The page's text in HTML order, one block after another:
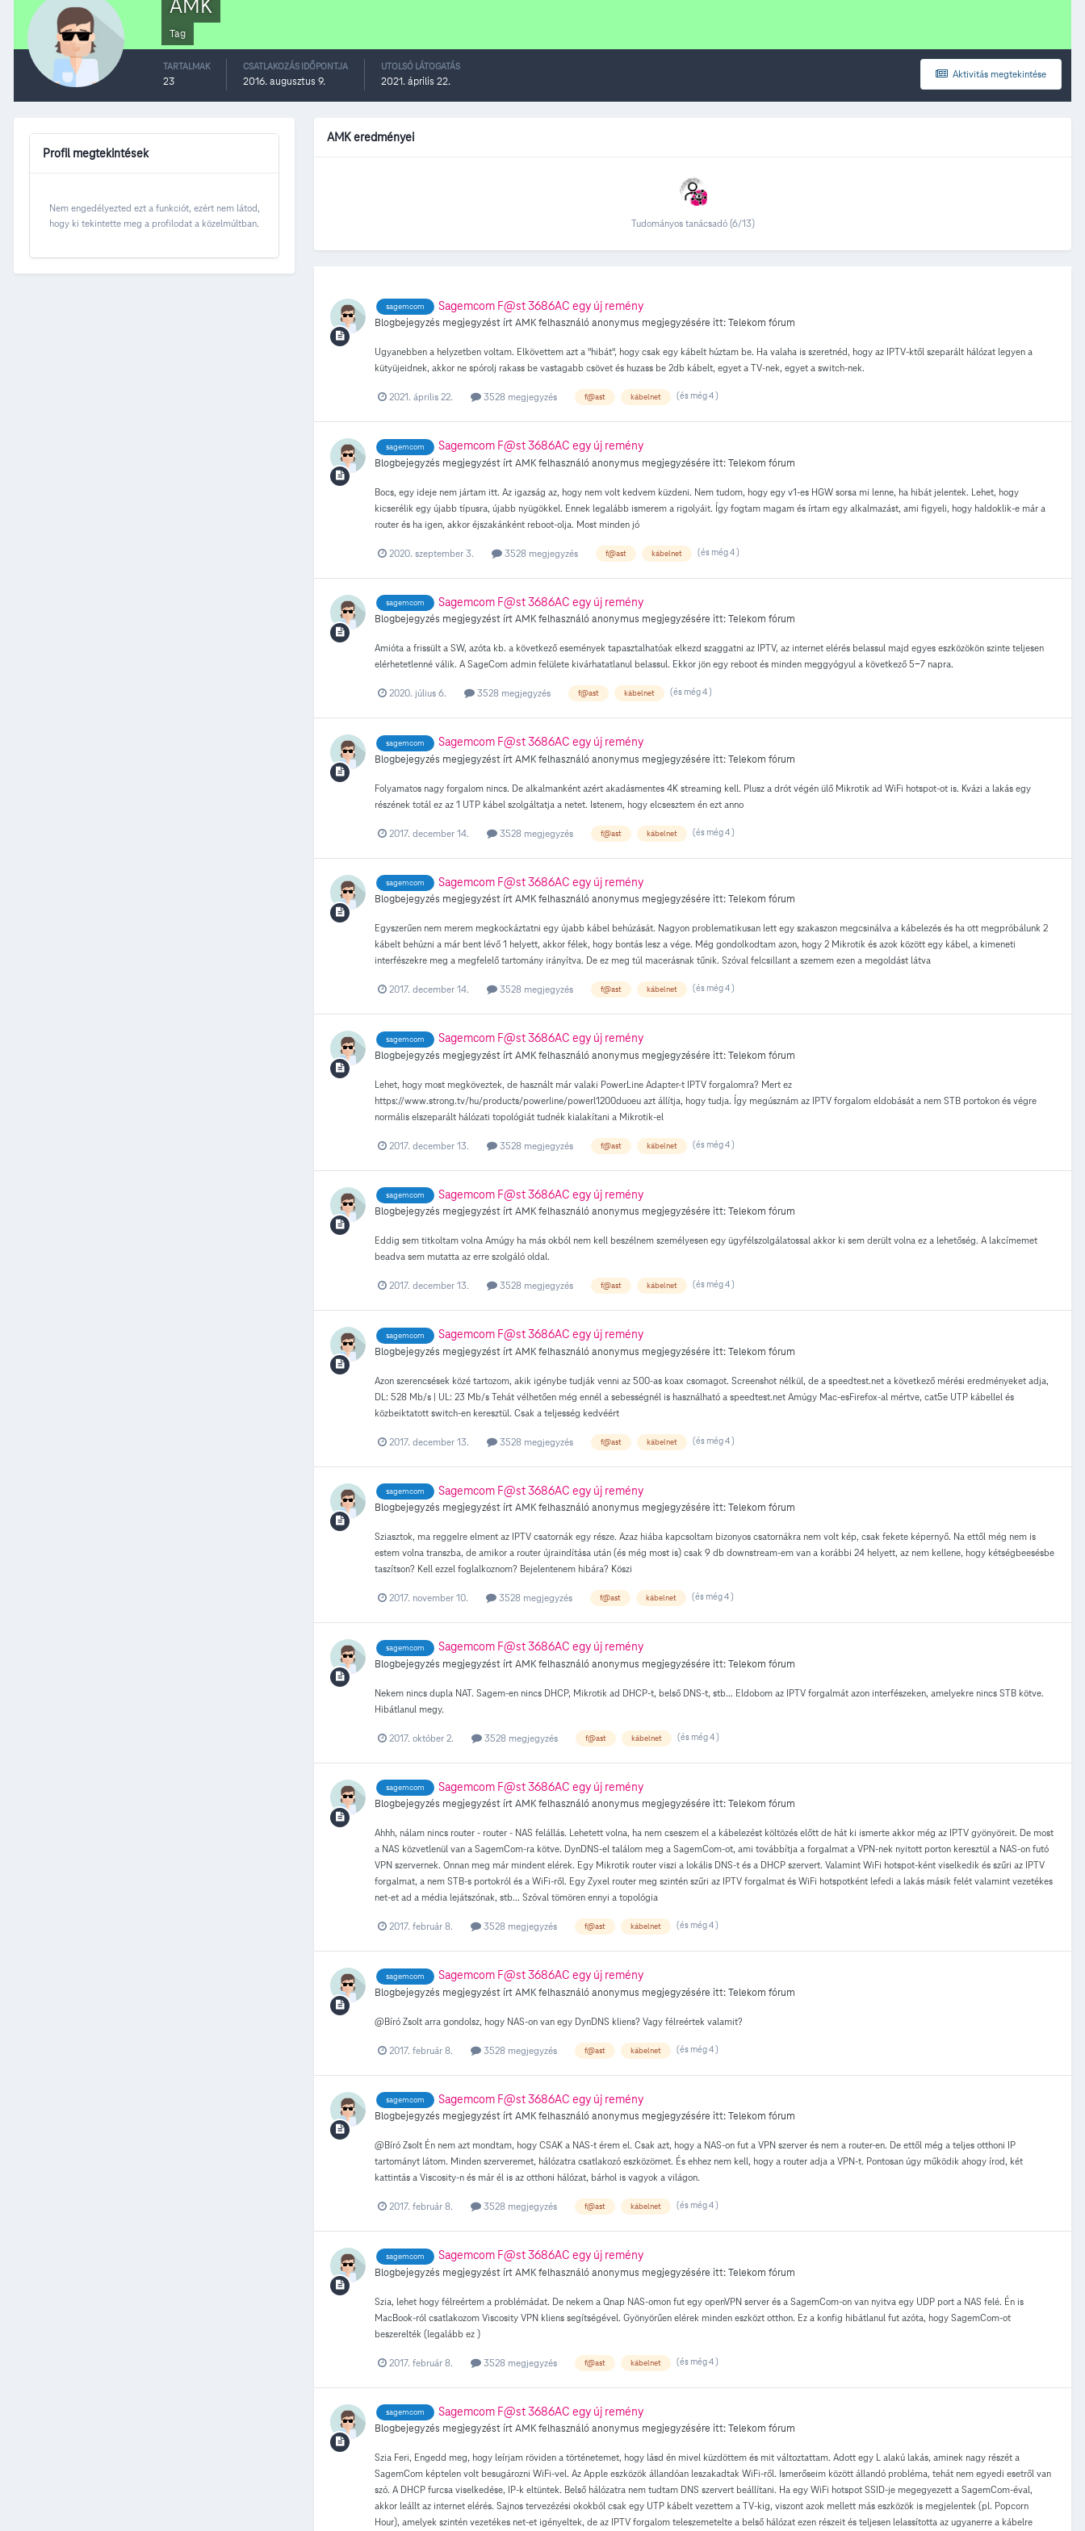
AMK
Tag
Aktivitás megtekintése
TARTALMAK
23
CSATLAKOZÁS IDŐPONTJA
2016. augusztus 9.
UTOLSÓ LÁTOGATÁS
2021. április 22.
Profil megtekintések
Nem engedélyezted ezt a funkciót, ezért nem látod,
hogy ki tekintette meg a profilodat a közelmúltban.
AMK eredményei
Tudományos tanácsadó (6/13)
sagemcom Sagemcom F@st 3686AC egy új remény
Blogbejegyzés megjegyzést írtAMKfelhasználóanonymus megjegyzésére itt:Telekom fórum
Ugyanebben a helyzetben voltam. Elkövettem azt a "hibát", hogy csak egy kábelt húztam be. Ha valaha is szeretnéd, hogy az IPTV-ktől szeparált hálózat legyen a
kütyüjeidnek, akkor ne spórolj rakass be vastagabb csövet és huzass be 2db kábelt, egyet a TV-nek, egyet a switch-nek.
2021. április 22. 3528 megjegyzés f@ast kábelnet (és még 4 )
sagemcom Sagemcom F@st 3686AC egy új remény
Blogbejegyzés megjegyzést írtAMKfelhasználóanonymus megjegyzésére itt:Telekom fórum
Bocs, egy ideje nem jártam itt. Az igazság az, hogy nem volt kedvem küzdeni. Nem tudom, hogy egy v1-es HGW sorsa mi lenne, ha hibát jelentek. Lehet, hogy
kicserélik egy újabb típusra, újabb nyügökkel. Ennek legalább ismerem a rigolyáit. Így fogtam magam és írtam egy alkalmazást, ami figyeli, hogy haldoklik-e már a
router és ha igen, akkor éjszakánként reboot-olja. Most minden jó
2020. szeptember 3. 3528 megjegyzés f@ast kábelnet (és még 4 )
sagemcom Sagemcom F@st 3686AC egy új remény
Blogbejegyzés megjegyzést írtAMKfelhasználóanonymus megjegyzésére itt:Telekom fórum
Amióta a frissült a SW, azóta kb. a következő események tapasztalhatóak elkezd szaggatni az IPTV, az internet elérés belassul majd egyes eszközökön szinte teljesen
elérhetetlenné válik. A SageCom admin felülete kivárhatatlanul belassul. Ekkor jön egy reboot és minden meggyógyul a következő 5-7 napra.
2020. július 6. 3528 megjegyzés f@ast kábelnet (és még 4 )
sagemcom Sagemcom F@st 3686AC egy új remény
Blogbejegyzés megjegyzést írtAMKfelhasználóanonymus megjegyzésére itt:Telekom fórum
Folyamatos nagy forgalom nincs. De alkalmanként azért akadásmentes 4K streaming kell. Plusz a drót végén ülő Mikrotik ad WiFi hotspot-ot is. Kvázi a lakás egy
részének totál ez az 1 UTP kábel szolgáltatja a netet. Istenem, hogy elcsesztem én ezt anno
2017. december 14. 3528 megjegyzés f@ast kábelnet (és még 4 )
sagemcom Sagemcom F@st 3686AC egy új remény
Blogbejegyzés megjegyzést írtAMKfelhasználóanonymus megjegyzésére itt:Telekom fórum
Egyszerűen nem merem megkockáztatni egy újabb kábel behúzását. Nagyon problematikusan lett egy szakaszon megcsinálva a kábelezés és ha ott megpróbálunk 2
kábelt behúzni a már bent lévő 1 helyett, akkor félek, hogy bontás lesz a vége. Még gondolkodtam azon, hogy 2 Mikrotik és azok között egy kábel, a kimeneti
interfészekre meg a megfelelő tartomány irányítva. De ez meg túl macerásnak tűnik. Szóval felcsillant a szemem ezen a megoldást látva
2017. december 14. 3528 megjegyzés f@ast kábelnet (és még 4 )
sagemcom Sagemcom F@st 3686AC egy új remény
Blogbejegyzés megjegyzést írtAMKfelhasználóanonymus megjegyzésére itt:Telekom fórum
Lehet, hogy most megköveztek, de használt már valaki PowerLine Adapter-t IPTV forgalomra? Mert ez
https://www.strong.tv/hu/products/powerline/powerl1200duoeu azt állítja, hogy tudja. Így megúsznám az IPTV forgalom eldobását a nem STB portokon és végre
normális elszeparált hálózati topológiát tudnék kialakítani a Mikrotik-el
2017. december 13. 3528 megjegyzés f@ast kábelnet (és még 4 )
sagemcom Sagemcom F@st 3686AC egy új remény
Blogbejegyzés megjegyzést írtAMKfelhasználóanonymus megjegyzésére itt:Telekom fórum
Eddig sem titkoltam volna Amúgy ha más okból nem kell beszélnem személyesen egy ügyfélszolgálatossal akkor ki sem derült volna ez a lehetőség. A lakcímemet
beadva sem mutatta az erre szolgáló oldal.
2017. december 13. 3528 megjegyzés f@ast kábelnet (és még 4 )
sagemcom Sagemcom F@st 3686AC egy új remény
Blogbejegyzés megjegyzést írtAMKfelhasználóanonymus megjegyzésére itt:Telekom fórum
Azon szerencsések közé tartozom, akik igénybe tudják venni az 500-as koax csomagot. Screenshot nélkül, de a speedtest.net a következő mérési eredményeket adja,
DL: 528 Mb/s | UL: 23 Mb/s Tehát vélhetően még ennél a sebességnél is használható a speedtest.net Amúgy Mac-esFirefox-al mértve, cat5e UTP kábellel és
közbeiktatott switch-en keresztül. Csak a teljesség kedvéért
2017. december 13. 3528 megjegyzés f@ast kábelnet (és még 4 )
sagemcom Sagemcom F@st 3686AC egy új remény
Blogbejegyzés megjegyzést írtAMKfelhasználóanonymus megjegyzésére itt:Telekom fórum
Sziasztok, ma reggelre elment az IPTV csatornák egy része. Azaz hiába kapcsoltam bizonyos csatornákra nem volt kép, csak fekete képernyő. Na ettől még nem is
estem volna transzba, de amikor a router újraindítása után (és még most is) csak 9 db downstream-em van a korábbi 24 helyett, az nem kellene, hogy kétségbeesésbe
taszítson? Kell ezzel foglalkoznom? Bejelentenem hibára? Köszi
2017. november 10. 3528 megjegyzés f@ast kábelnet (és még 4 )
sagemcom Sagemcom F@st 3686AC egy új remény
Blogbejegyzés megjegyzést írtAMKfelhasználóanonymus megjegyzésére itt:Telekom fórum
Nekem nincs dupla NAT. Sagem-en nincs DHCP, Mikrotik ad DHCP-t, belső DNS-t, stb... Eldobom az IPTV forgalmát azon interfészeken, amelyekre nincs STB kötve.
Hibátlanul megy.
2017. október 2. 3528 megjegyzés f@ast kábelnet (és még 4 )
sagemcom Sagemcom F@st 3686AC egy új remény
Blogbejegyzés megjegyzést írtAMKfelhasználóanonymus megjegyzésére itt:Telekom fórum
Ahhh, nálam nincs router - router - NAS felállás. Lehetett volna, ha nem cseszem el a kábelezést költözés előtt de hát ki ismerte akkor még az IPTV gyönyöreit. De most
a NAS közvetlenül van a SagemCom-ra kötve. DynDNS-el találom meg a SagemCom-ot, ami továbbítja a forgalmat a VPN-nek nyitott porton keresztül a NAS-on futó
VPN szervernek. Onnan meg már mindent elérek. Egy Mikrotik router viszi a lokális DNS-t és a DHCP szervert. Valamint WiFi hotspot-ként viselkedik és szűri az IPTV
forgalmat, a nem STB-s portokról és a WiFi-ről. Egy Zyxel router meg szintén szűri az IPTV forgalmat és WiFi hotspotként lefedi a lakás másik felét valamint vezetékes
net-et ad a média lejátszónak, stb... Szóval tömören ennyi a topológia
2017. február 8. 3528 megjegyzés f@ast kábelnet (és még 4 )
sagemcom Sagemcom F@st 3686AC egy új remény
Blogbejegyzés megjegyzést írtAMKfelhasználóanonymus megjegyzésére itt:Telekom fórum
@Bíró Zsolt arra gondolsz, hogy NAS-on van egy DynDNS kliens? Vagy félreértek valamit?
2017. február 8. 3528 megjegyzés f@ast kábelnet (és még 4 )
sagemcom Sagemcom F@st 3686AC egy új remény
Blogbejegyzés megjegyzést írtAMKfelhasználóanonymus megjegyzésére itt:Telekom fórum
@Bíró Zsolt Én nem azt mondtam, hogy CSAK a NAS-t érem el. Csak azt, hogy a NAS-on fut a VPN szerver és nem a router-en. De ettől még a teljes otthoni IP
tartományt látom. Minden szerveremet, hálózatra csatlakozó eszközömet. És ehhez nem kell, hogy a router adja a VPN-t. Pontosan úgy működik ahogy írod, két
kattintás a Viscosity-n és már él is az otthoni hálózat, bárhol is vagyok a világon.
2017. február 8. 3528 megjegyzés f@ast kábelnet (és még 4 )
sagemcom Sagemcom F@st 3686AC egy új remény
Blogbejegyzés megjegyzést írtAMKfelhasználóanonymus megjegyzésére itt:Telekom fórum
Szia, lehet hogy félreértem a problémádat. De nekem a Qnap NAS-omon fut egy openVPN server és a SagemCom-on van nyitva egy UDP port a NAS felé. Én is
MacBook-ról csatlakozom Viscosity VPN kliens segítségével. Gyönyörűen elérek minden eszközt otthon. Ez a konfig hibátlanul fut azóta, hogy SagemCom-ot
beszerelték (legalább ez )
2017. február 8. 3528 megjegyzés f@ast kábelnet (és még 4 )
sagemcom Sagemcom F@st 3686AC egy új remény
Blogbejegyzés megjegyzést írtAMKfelhasználóanonymus megjegyzésére itt:Telekom fórum
Szia Feri, Engedd meg, hogy leírjam röviden a történetemet, hogy lásd én mivel küzdöttem és mit változtattam. Adott egy L alakú lakás, aminek nagy részét a
SagemCom képtelen volt besugározni WiFi-vel. Az Apple eszközök állandóan leszakadtak WiFi-ről. Ismerőseim között állandó probléma, tehát nem egyedi esetről van
szó. A DHCP furcsa viselkedése, IP-k eltüntek. Belső hálózatra nem tudtam DNS szervert beállítani. Ha egy WiFi hotspot SSID-je megegyezett a SagemCom-éval,
akkor leállt az internet elérés. Sajnos tervezézési okokból csak egy UTP kábelt vezettem a TV-kig, viszont azok mellett más eszközök is megjelentek (pl. Popcorn
Hour), amelyek szintén vezetékes net-et igényeltek, de az IPTV forgalom teleszemetelte a belső hálózat ezen részeit és teljesen lelassította az ugyanerre a kábelre